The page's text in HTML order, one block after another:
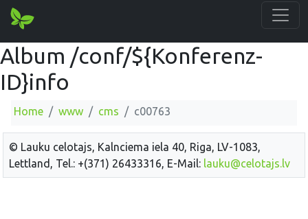
Album /conf/${Konferenz-
ID}info
Home www cms c00763
© Lauku celotajs, Kalnciema iela 40, Riga, LV-1083,
Lettland, Tel.: +(371) 26433316, E-Mail: lauku@celotajs.lv